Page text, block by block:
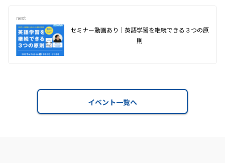
next
セミナー動画あり｜英語学習を継続できる３つの原
則
イベント一覧へ